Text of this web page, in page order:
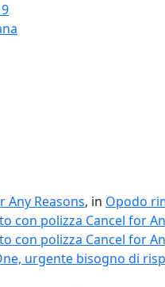
Reasons, in Opodo
con polizza Cancel for
con polizza Cancel for
urgente bisogno di